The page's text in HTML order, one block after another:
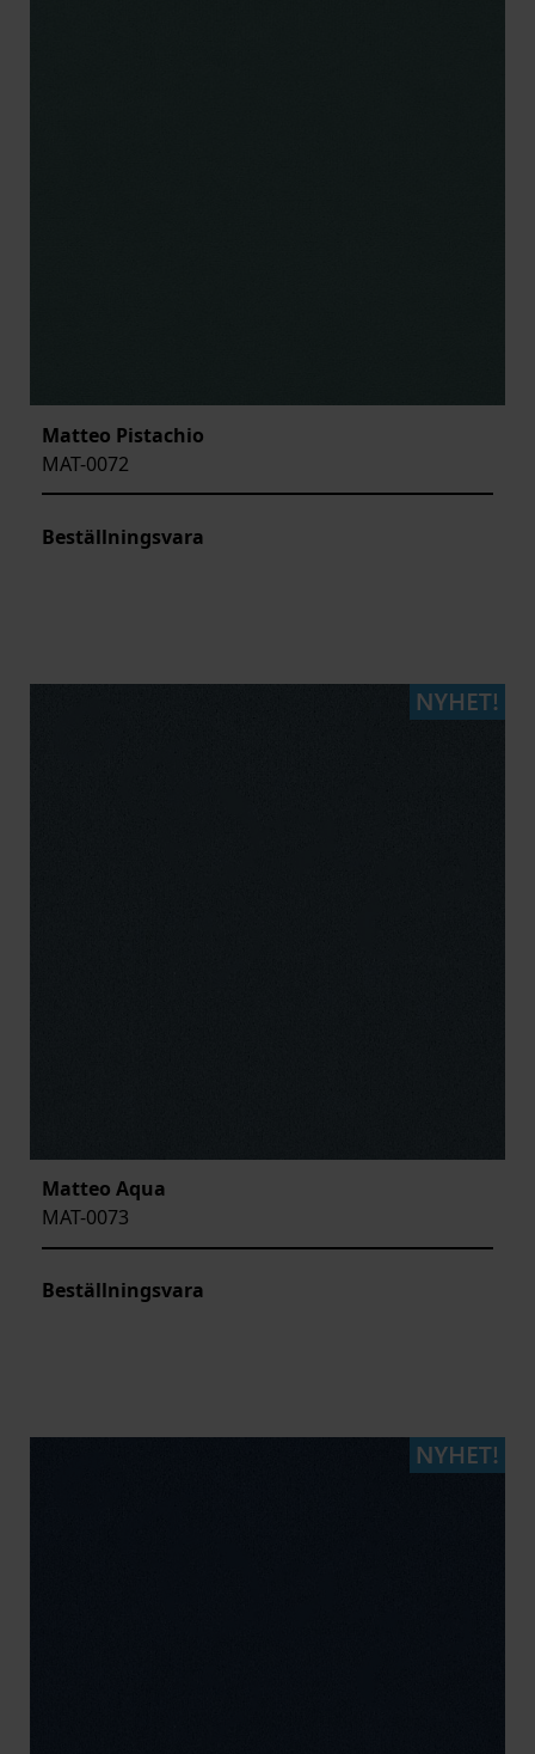
Matteo Pistachio
MAT-0072
Beställningsvara
Matteo Aqua
MAT-0073
Beställningsvara